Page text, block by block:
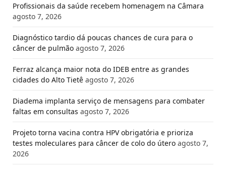
Profissionais da saúde recebem homenagem na Câmara
agosto 7, 2026
Diagnóstico tardio dá poucas chances de cura para o
câncer de pulmão agosto 7, 2026
Ferraz alcança maior nota do IDEB entre as grandes
cidades do Alto Tietê agosto 7, 2026
Diadema implanta serviço de mensagens para combater
faltas em consultas agosto 7, 2026
Projeto torna vacina contra HPV obrigatória e prioriza
testes moleculares para câncer de colo do útero agosto 7,
2026